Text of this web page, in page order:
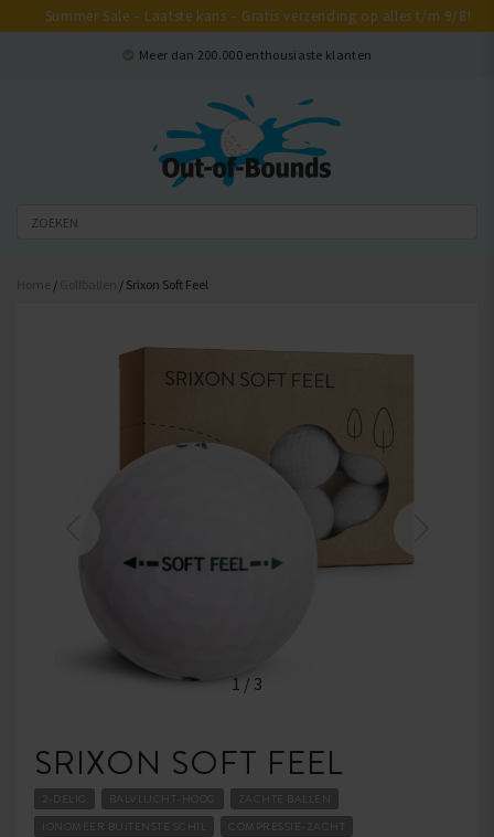
Summer Sale – Laatste kans – Gratis verzending op alles t/m 9/8!
Meer dan 200.000 enthousiaste klanten
/ / Srixon Soft Feel
1 / 3
SRIXON SOFT FEEL
2-DELIG BALVLUCHT-HOOG
ZACHTE BALLEN
IONOMEER BUITENSTE SCHIL
COMPRESSIE-ZACHT